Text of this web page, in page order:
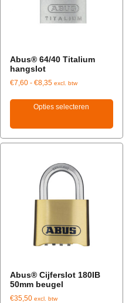
Abus® 64/40 Titalium
hangslot
€7,60 - €8,35 excl. btw
Opties selecteren
Abus® Cijferslot 180IB
50mm beugel
€35,50 excl. btw